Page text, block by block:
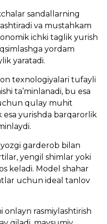
sandallarning
va mustahkam
ichki taglik yurish
yordam
yaratadi.
texnologiyalari tufayli
ta’minlanadi, bu esa
qulay muhit
esa yurishda barqarorlik
garderob bilan
yengil shimlar yoki
keladi. Model shahar
uchun ideal tanlov
rasmiylashtirish